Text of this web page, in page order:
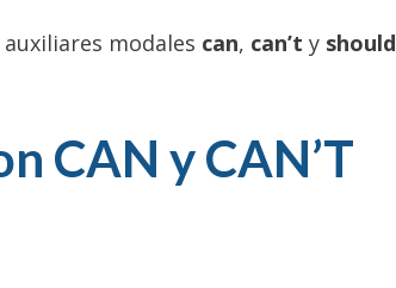
modales can, can’t y should
CAN y CAN’T